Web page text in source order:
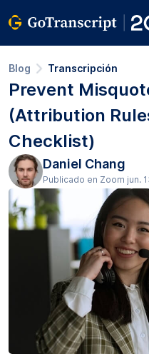
Blog Transcripción
Prevent
(Attribution
Checklist)
Daniel Chang
Publicado en Zoom jun.